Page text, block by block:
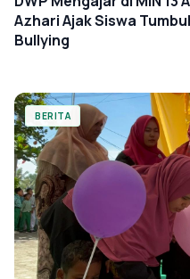
Azhari Ajak Siswa
Bullying
BERITA